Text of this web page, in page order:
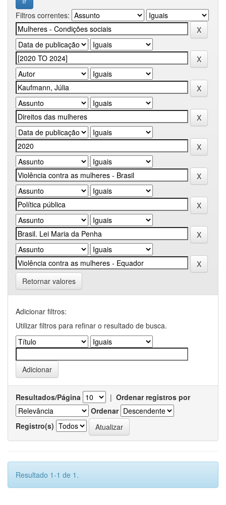
Filtros correntes:
Retornar valores
Adicionar filtros:
Utilizar filtros para refinar o resultado de busca.
Resultados/Página | Ordenar registros por
Ordenar
Registro(s)
Resultado 1-1 de 1.